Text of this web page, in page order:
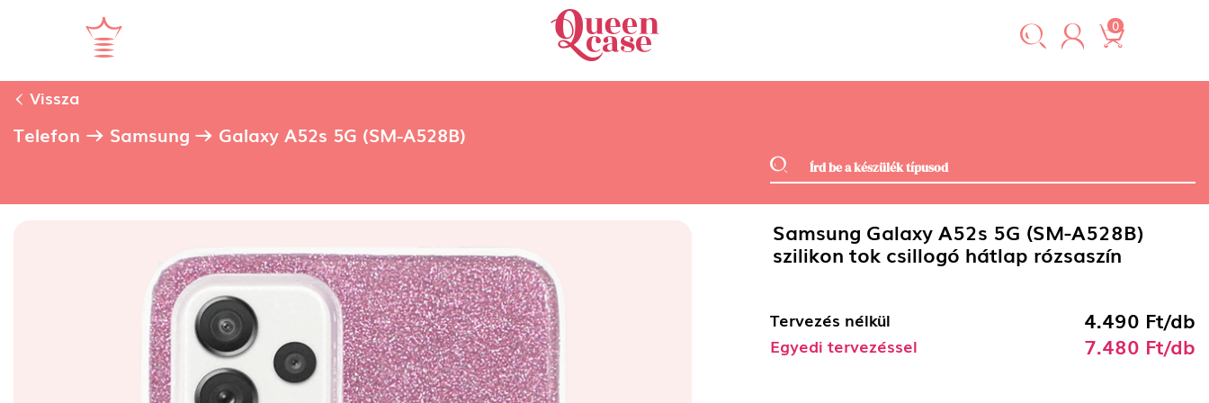
0
Vissza
Telefon Samsung Galaxy A52s 5G (SM-A528B)
Samsung Galaxy A52s 5G (SM-A528B)
szilikon tok csillogó hátlap rózsaszín
Tervezés nélkül 4.490 Ft/db
Egyedi tervezéssel 7.480 Ft/db